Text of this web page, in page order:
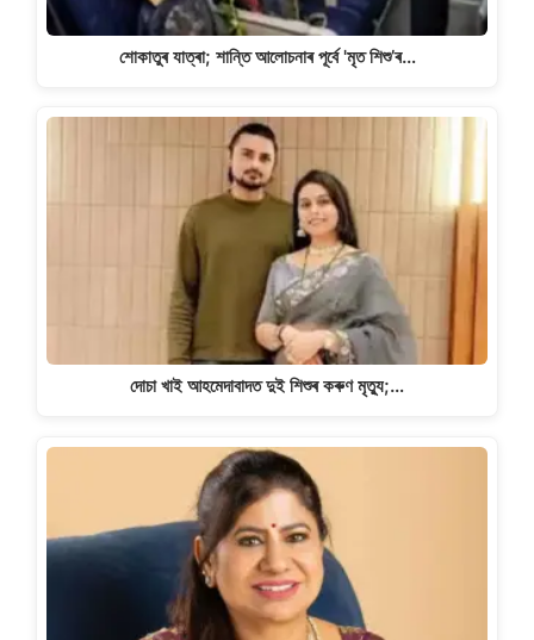
শোকাতুৰ যাত্ৰা; শান্তি আলোচনাৰ পূৰ্বে 'মৃত শিশু’ৰ…
দোচা খাই আহমেদাবাদত দুই শিশুৰ কৰুণ মৃত্যু;…